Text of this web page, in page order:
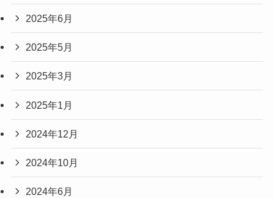
2025年6月
2025年5月
2025年3月
2025年1月
2024年12月
2024年10月
2024年6月